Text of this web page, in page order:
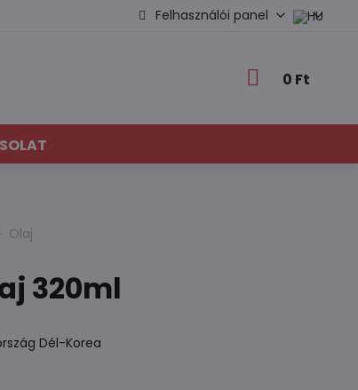
Felhasználói panel
0 Ft
Olaj
320ml
Dél-Korea